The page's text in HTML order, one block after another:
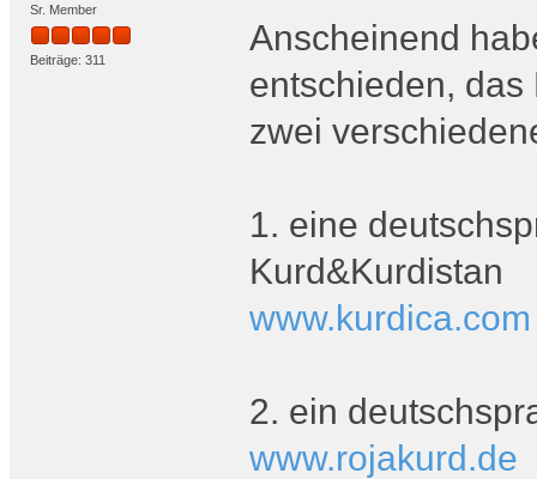
Sr. Member
Beiträge: 311
Anscheinend
entschieden, das
zwei
1. eine
Kurd&Kurdistan
www.kurdica.com
2. ein
www.rojakurd.de